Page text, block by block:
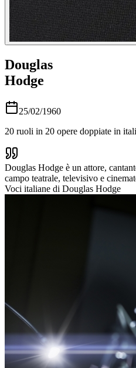
Douglas
Hodge
25/02/1960
20 ruoli in 20 opere doppiate in
Douglas Hodge è un attore,
campo teatrale, televisivo e
Voci italiane di Douglas Hodge